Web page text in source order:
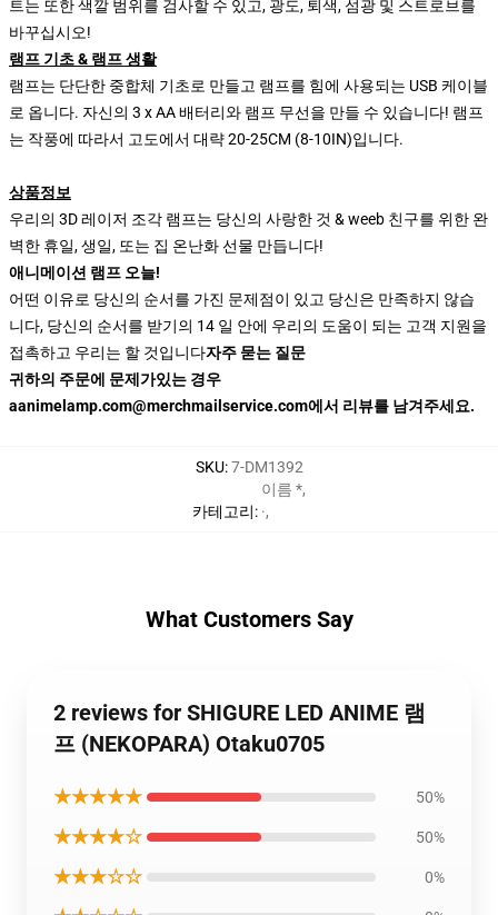
트는 또한 색깔 범위를 검사할 수 있고, 광도, 퇴색, 섬광 및 스트로브를
바꾸십시오!
램프 기초 & 램프 생활
램프는 단단한 중합체 기초로 만들고 램프를 힘에 사용되는 USB 케이블
로 옵니다. 자신의 3 x AA 배터리와 램프 무선을 만들 수 있습니다! 램프
는 작풍에 따라서 고도에서 대략 20-25CM (8-10IN)입니다.
상품정보
우리의 3D 레이저 조각 램프는 당신의 사랑한 것 & weeb 친구를 위한 완
벽한 휴일, 생일, 또는 집 온난화 선물 만듭니다!
애니메이션 램프 오늘!
어떤 이유로 당신의 순서를 가진 문제점이 있고 당신은 만족하지 않습
니다, 당신의 순서를 받기의 14 일 안에 우리의 도움이 되는 고객 지원을
접촉하고 우리는 할 것입니다자주 묻는 질문
귀하의 주문에 문제가있는 경우
aanimelamp.com@merchmailservice.com에서 리뷰를 남겨주세요.
SKU:7-DM1392
카테고리:
이름 *,
·,
What Customers Say
2 reviews for SHIGURE LED ANIME 램
프 (NEKOPARA) Otaku0705
★★★★★ 50%
★★★★☆ 50%
★★★☆☆ 0%